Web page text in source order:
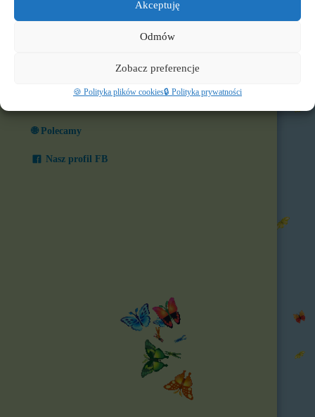
Akceptuję
Odmów
Zobacz preferencje
🍪 Polityka plików cookies🔒 Polityka prywatności
🌐 Polecamy
Nasz profil FB